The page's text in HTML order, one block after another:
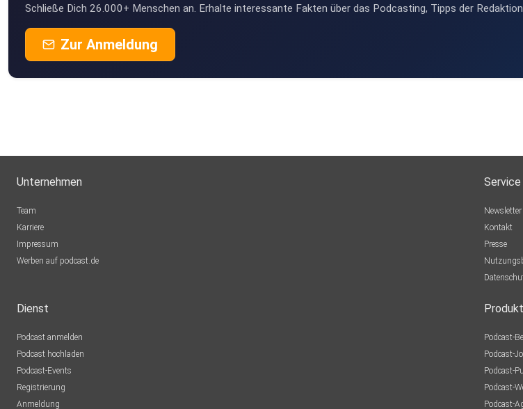
Schließe Dich 26.000+ Menschen an. Erhalte interessante Fakten über das Podcasting, Tipps der
Zur Anmeldung
Unternehmen
Team
Karriere
Impressum
Werben auf podcast.de
Service
Newsletter
Kontakt
Presse
Dienst
Podcast anmelden
Podcast hochladen
Podcast-Events
Registrierung
Anmeldung
Podcast-
Podcast-
Podcast-
Podcast-
Podcast-